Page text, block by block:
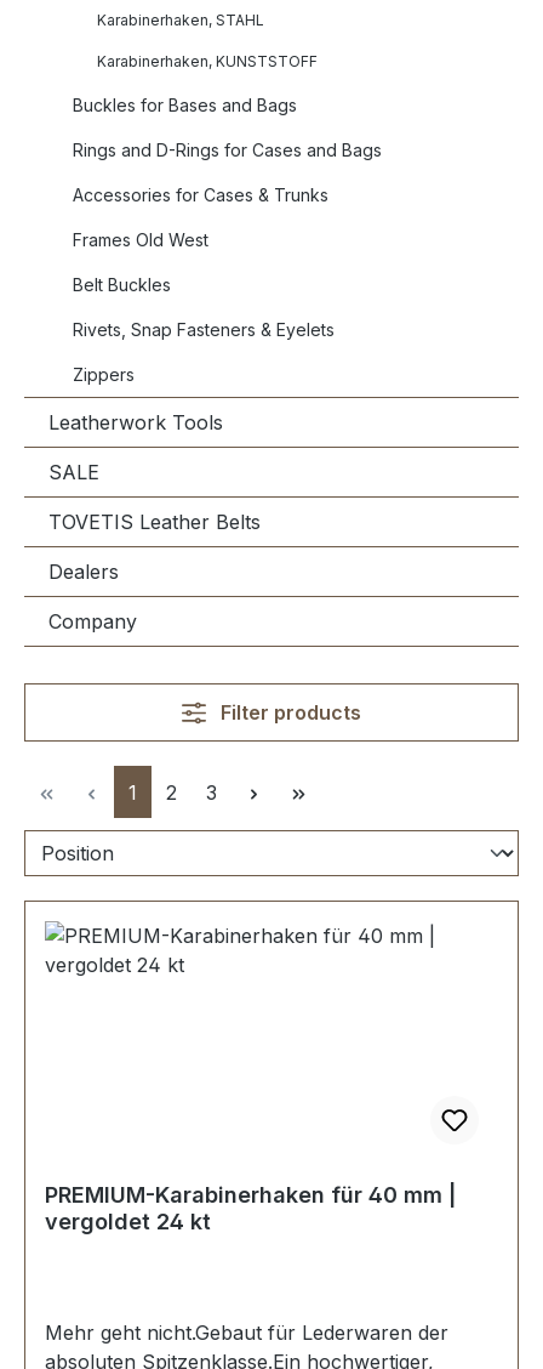
Karabinerhaken, STAHL
Karabinerhaken, KUNSTSTOFF
Buckles for Bases and Bags
Rings and D-Rings for Cases and Bags
Accessories for Cases & Trunks
Frames Old West
Belt Buckles
Rivets, Snap Fasteners & Eyelets
Zippers
Leatherwork Tools
SALE
TOVETIS Leather Belts
Dealers
Company
Filter products
Page
1 Page
2 Page
3
PREMIUM-Karabinerhaken für 40 mm |
vergoldet 24 kt
Mehr geht nicht.Gebaut für Lederwaren der
absoluten Spitzenklasse.Ein hochwertiger,